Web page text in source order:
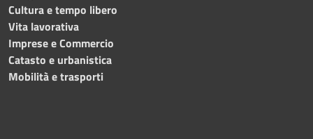
Cultura e tempo libero
Vita lavorativa
Imprese e Commercio
Catasto e urbanistica
Mobilità e trasporti